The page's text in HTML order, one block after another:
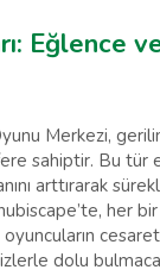
Eğlence
Merkezi,
sahiptir. Bu tür
arttırarak
her
dolu